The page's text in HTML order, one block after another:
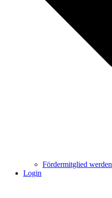
Fördermitglied werden
Login